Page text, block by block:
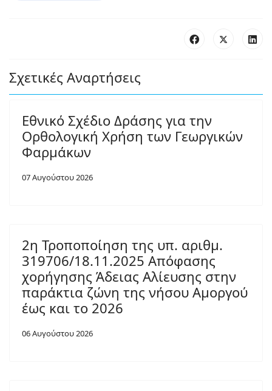
Σχετικές Αναρτήσεις
Εθνικό Σχέδιο Δράσης για την
Ορθολογική Χρήση των Γεωργικών
Φαρμάκων
07 Αυγούστου 2026
2η Τροποποίηση της υπ. αριθμ.
319706/18.11.2025 Απόφασης
χορήγησης Άδειας Αλίευσης στην
παράκτια ζώνη της νήσου Αμοργού
έως και το 2026
06 Αυγούστου 2026